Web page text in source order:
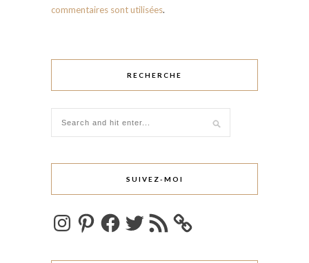
commentaires sont utilisées.
RECHERCHE
SUIVEZ-MOI
InstagramPinterestFacebookTwitterFlux
RSS